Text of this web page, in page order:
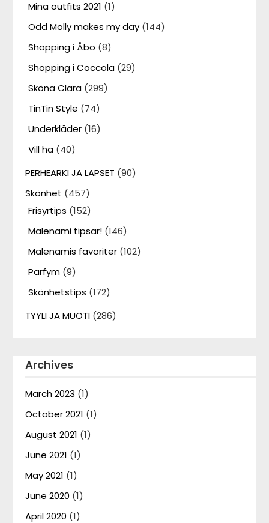
Mina outfits 2021 (1)
Odd Molly makes my day (144)
Shopping i Åbo (8)
Shopping i Coccola (29)
Sköna Clara (299)
TinTin Style (74)
Underkläder (16)
Vill ha (40)
PERHEARKI JA LAPSET (90)
Skönhet (457)
Frisyrtips (152)
Malenami tipsar! (146)
Malenamis favoriter (102)
Parfym (9)
Skönhetstips (172)
TYYLI JA MUOTI (286)
Archives
March 2023 (1)
October 2021 (1)
August 2021 (1)
June 2021 (1)
May 2021 (1)
June 2020 (1)
April 2020 (1)